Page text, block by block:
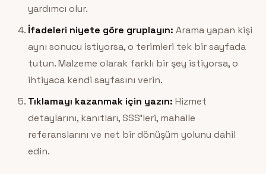
yardımcı olur.
İfadeleri niyete göre gruplayın: Arama yapan kişi
aynı sonucu istiyorsa, o terimleri tek bir sayfada
tutun. Malzeme olarak farklı bir şey istiyorsa, o
ihtiyaca kendi sayfasını verin.
Tıklamayı kazanmak için yazın: Hizmet
detaylarını, kanıtları, SSS’leri, mahalle
referanslarını ve net bir dönüşüm yolunu dahil
edin.